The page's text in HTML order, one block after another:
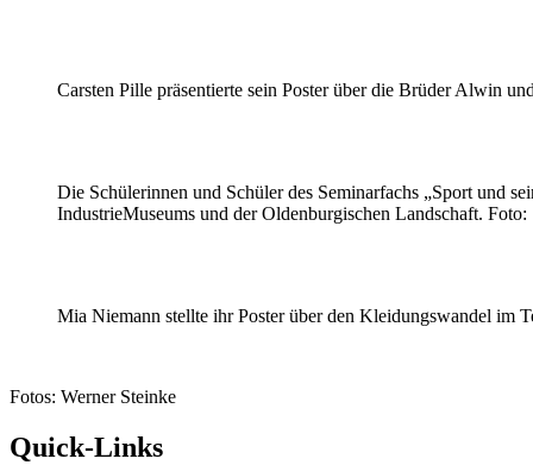
Carsten Pille präsentierte sein Poster über die Brüder Alwin
Die Schülerinnen und Schüler des Seminarfachs „Sport und
IndustrieMuseums und der Oldenburgischen Landschaft. Foto:
Mia Niemann stellte ihr Poster über den Kleidungswandel im
Fotos: Werner Steinke
Quick-Links